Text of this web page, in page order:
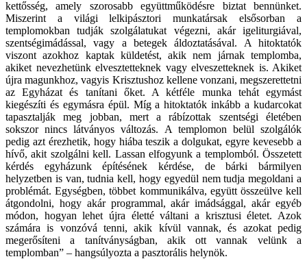
kettősség, amely szorosabb együttműködésre biztat bennünket.
Miszerint a világi lelkipásztori munkatársak elsősorban a
templomokban tudják szolgálatukat végezni, akár igeliturgiával,
szentségimádással, vagy a betegek áldoztatásával. A hitoktatók
viszont azokhoz kaptak küldetést, akik nem járnak templomba,
akiket nevezhetünk elvesztetteknek vagy elveszetteknek is. Akiket
újra magunkhoz, vagyis Krisztushoz kellene vonzani, megszerettetni
az Egyházat és tanítani őket. A kétféle munka tehát egymást
kiegészíti és egymásra épül. Míg a hitoktatók inkább a kudarcokat
tapasztalják meg jobban, mert a rábízottak szentségi életében
sokszor nincs látványos változás. A templomon belül szolgálók
pedig azt érezhetik, hogy hiába teszik a dolgukat, egyre kevesebb a
hívő, akit szolgálni kell. Lassan elfogyunk a templomból. Összetett
kérdés egyházunk építésének kérdése, de bárki bármilyen
helyzetben is van, tudnia kell, hogy egyedül nem tudja megoldani a
problémát. Egységben, többet kommunikálva, együtt összeülve kell
átgondolni, hogy akár programmal, akár imádsággal, akár egyéb
módon, hogyan lehet újra életté váltani a krisztusi életet. Azok
számára is vonzóvá tenni, akik kívül vannak, és azokat pedig
megerősíteni a tanítványságban, akik ott vannak velünk a
templomban” – hangsúlyozta a pasztorális helynök.